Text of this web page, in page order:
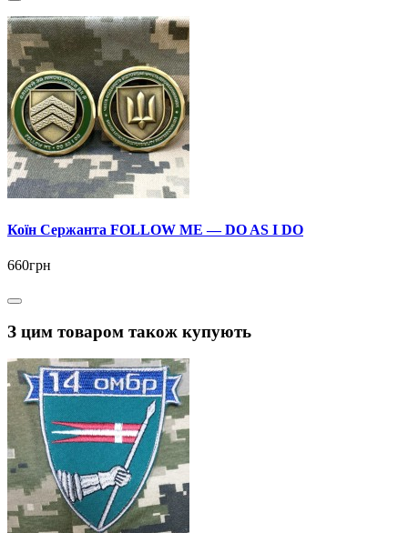
Коїн Сержанта FOLLOW ME — DO AS I DO
660грн
З цим товаром також купують